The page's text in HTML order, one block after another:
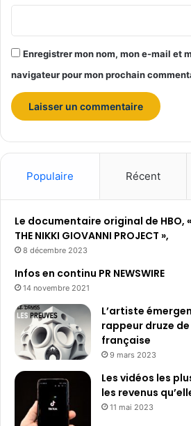
é
a
i
s
e
C
o
m
p
a
Enregistrer mon nom, mon e-mail et
navigateur pour mon prochain
Populaire Récent
Le documentaire original de HBO, «
THE NIKKI GIOVANNI PROJECT »,
8 décembre 2023
Infos en continu PR NEWSWIRE
14 novembre 2021
L’artiste
rappeur druze
française
9 mars 2023
Les vidéos les
les revenus
11 mai 2023